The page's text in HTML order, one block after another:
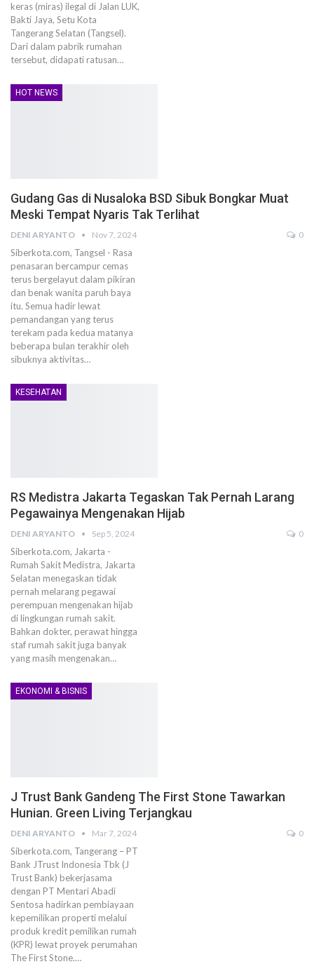
keras (miras) ilegal di Jalan LUK,
Bakti Jaya, Setu Kota
Tangerang Selatan (Tangsel).
Dari dalam pabrik rumahan
tersebut, didapati ratusan…
HOT NEWS
Gudang Gas di Nusaloka BSD Sibuk Bongkar Muat
Meski Tempat Nyaris Tak Terlihat
DENI ARYANTO Nov 7, 2024 0
Siberkota.com, Tangsel - Rasa
penasaran bercampur cemas
terus bergelayut dalam pikiran
dan benak wanita paruh baya
itu. Semua hadir lewat
pemandangan yang terus
terekam pada kedua matanya
beberapa bulan terakhir oleh
sibuknya aktivitas…
KESEHATAN
RS Medistra Jakarta Tegaskan Tak Pernah Larang
Pegawainya Mengenakan Hijab
DENI ARYANTO Sep 5, 2024 0
Siberkota.com, Jakarta -
Rumah Sakit Medistra, Jakarta
Selatan menegaskan tidak
pernah melarang pegawai
perempuan mengenakan hijab
di lingkungan rumah sakit.
Bahkan dokter, perawat hingga
staf rumah sakit juga banyak
yang masih mengenakan…
EKONOMI & BISNIS
J Trust Bank Gandeng The First Stone Tawarkan
Hunian. Green Living Terjangkau
DENI ARYANTO Mar 7, 2024 0
Siberkota.com, Tangerang – PT
Bank JTrust Indonesia Tbk (J
Trust Bank) bekerjasama
dengan PT Mentari Abadi
Sentosa hadirkan pembiayaan
kepemilikan properti melalui
produk kredit pemilikan rumah
(KPR) lewat proyek perumahan
The First Stone.…